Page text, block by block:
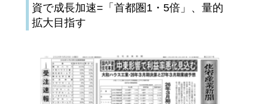
資で成長加速=「首都圏1・5倍」、量的
拡大目指す